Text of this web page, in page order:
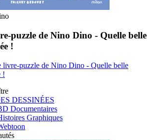
puzzle de Nino Dino - Quelle belle
!
livre-puzzle de Nino Dino - Quelle belle
!
DESSINÉES
Documentaires
Graphiques